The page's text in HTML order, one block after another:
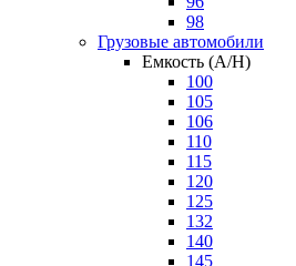
98
Грузовые автомобили
Емкость (A/H)
100
105
106
110
115
120
125
132
140
145